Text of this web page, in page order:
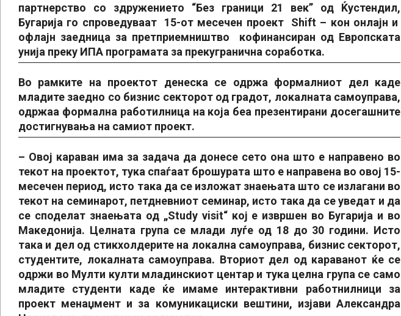
партнерство со здружението “Без граници 21 век” од Ќустендил,
Бугарија го спроведуваат 15-от месечен проект Shift – кон онлајн и
офлајн заедница за претприемништво кофинансиран од Европската
унија преку ИПА програмата за прекугранична соработка.
Во рамките на проектот денеска се одржа формалниот дел каде
младите заедно со бизнис секторот од градот, локалната самоуправа,
одржаа формална работилница на која беа презентирани досегашните
достигнувања на самиот проект.
– Овој караван има за задача да донесе сето она што е направено во
текот на проектот, тука спаѓаат брошурата што е направена во овој 15-
месечен период, исто така да се изложат знаењата што се излагани во
текот на семинарот, петдневниот семинар, исто така да се уведат и да
се споделат знаењата од „Study visit“ кој е извршен во Бугарија и во
Македонија. Целната група се млади луѓе од 18 до 30 години. Исто
така и дел од стикхолдерите на локална самоуправа, бизнис секторот,
студентите, локалната самоуправа. Вториот дел од караванот ќе се
одржи во Мулти култи младинскиот центар и тука целна група се само
младите студенти каде ќе имаме интерактивни работнилници за
проект менаџмент и за комуникациски вештини, изјави Александра